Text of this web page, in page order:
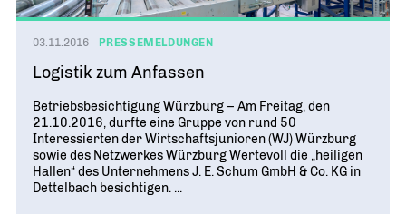
03.11.2016 PRESSEMELDUNGEN
Logistik zum Anfassen
Betriebsbesichtigung Würzburg – Am Freitag, den
21.10.2016, durfte eine Gruppe von rund 50
Interessierten der Wirtschaftsjunioren (WJ) Würzburg
sowie des Netzwerkes Würzburg Wertevoll die „heiligen
Hallen“ des Unternehmens J. E. Schum GmbH & Co. KG in
Dettelbach besichtigen. ...